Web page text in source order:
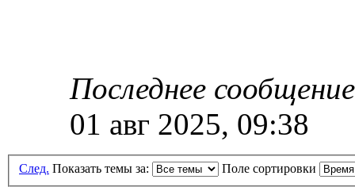
Последнее
01 авг 2025, 09:38
След. Показать темы за: Поле сортировки